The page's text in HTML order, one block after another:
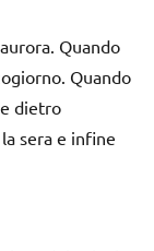
Quando
Quando
dietro
sera e infine